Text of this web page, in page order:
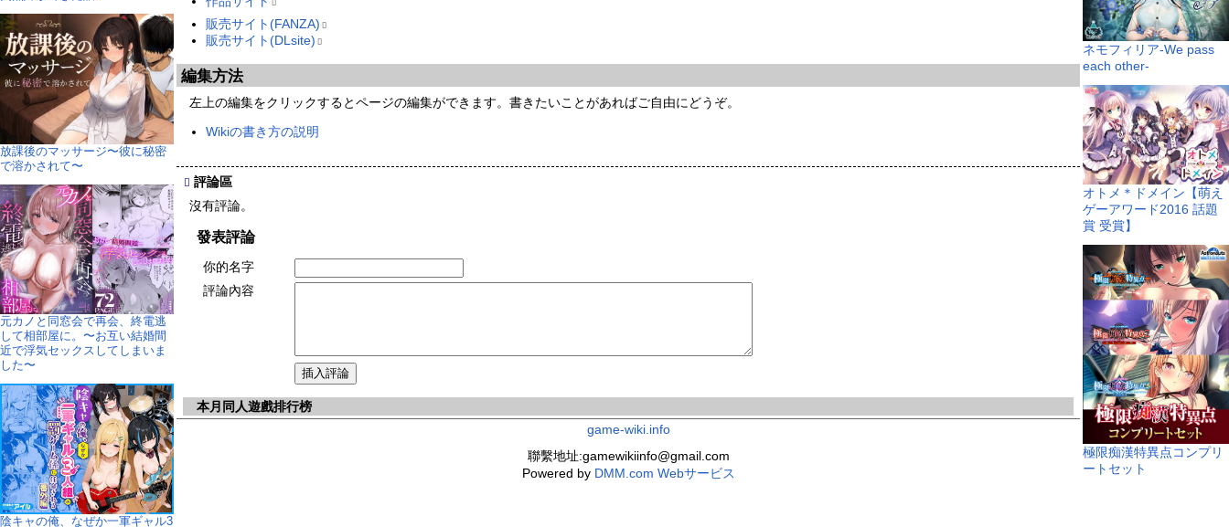
販売サイト(FANZA)
販売サイト(DLsite)
編集方法
左上の編集をクリックするとページの編集ができます。書きたいことがあればご自由にどうぞ。
Wikiの書き方の説明
評論區
沒有評論。
發表評論
你的名字
評論內容
本月同人遊戲排行榜
game-wiki.info
聯繫地址:gamewikiinfo@gmail.com
Powered by DMM.com Webサービス
放課後のマッサージ〜彼に秘密
で溶かされて〜
元カノと同窓会で再会、終電逃
して相部屋に。〜お互い結婚間
近で浮気セックスしてしまいま
した〜
陰キャの俺、なぜか一軍ギャル3
ネモフィリア-We pass
each other-
オトメ＊ドメイン【萌え
ゲーアワード2016 話題
賞 受賞】
極限痴漢特異点コンプリ
ートセット